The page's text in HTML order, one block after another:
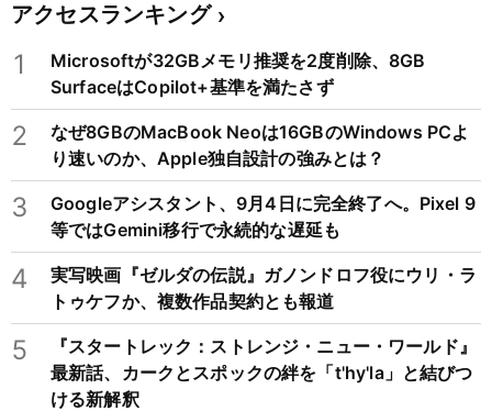
アクセスランキング
1
Microsoftが32GBメモリ推奨を2度削除、8GB
SurfaceはCopilot+基準を満たさず
2
なぜ8GBのMacBook Neoは16GBのWindows PCよ
り速いのか、Apple独自設計の強みとは？
3
Googleアシスタント、9月4日に完全終了へ。Pixel 9
等ではGemini移行で永続的な遅延も
4
実写映画『ゼルダの伝説』ガノンドロフ役にウリ・ラ
トゥケフか、複数作品契約とも報道
5
『スタートレック：ストレンジ・ニュー・ワールド』
最新話、カークとスポックの絆を「t'hy'la」と結びつ
ける新解釈